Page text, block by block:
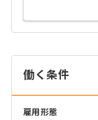
働く条件
雇用形態